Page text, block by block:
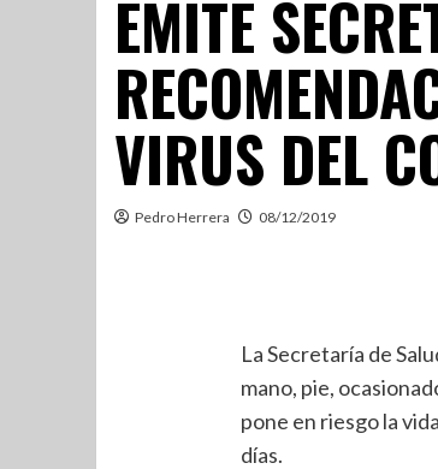
EMITE
VIRUS DEL
Pedro Herrera 08/12/2019
La Secretaría de
mano, pie,
pone en riesgo la
días.